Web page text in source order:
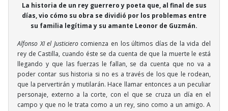
La historia de un rey guerrero y poeta que, al final de sus
días, vio cómo su obra se dividió por los problemas entre
su familia legítima y su amante Leonor de Guzmán.
Alfonso XI el Justicierocomienza en los últimos días de la vida del
rey de Castilla, cuando éste se da cuenta de que la muerte le está
llegando y que las fuerzas le fallan, se da cuenta que no va a
poder contar sus historia si no es a través de los que le rodean,
que la pervertirán y mutilarán. Hace llamar entonces a un peculiar
personaje, externo a la corte, con el que se cruza un día en el
campo y que no le trata como a un rey, sino como a un amigo. A